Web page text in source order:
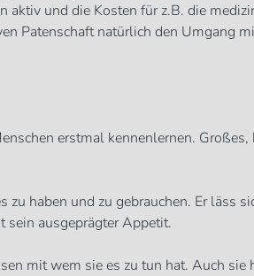
und die Kosten für z.B. die
Patenschaft natürlich den Umgang
erstmal kennenlernen. Großes,
haben und zu gebrauchen. Er läss
sein ausgeprägter Appetit.
mit wem sie es zu tun hat. Auch sie